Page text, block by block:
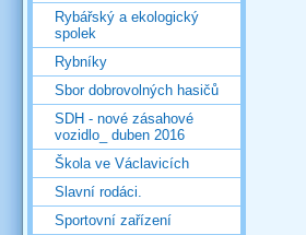
Rybářský a ekologický
spolek
Rybníky
Sbor dobrovolných hasičů
SDH - nové zásahové
vozidlo_ duben 2016
Škola ve Václavicích
Slavní rodáci.
Sportovní zařízení